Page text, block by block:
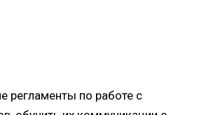
регламенты по работе с